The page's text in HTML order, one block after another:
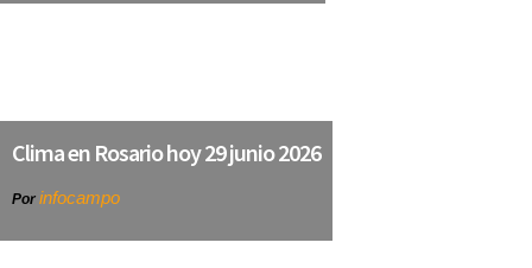
Clima en Rosario hoy 29 junio 2026
Por infocampo